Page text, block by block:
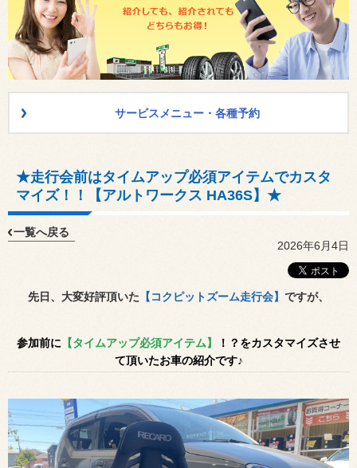
サービスメニュー・各種予約
★走行会前はタイムアップ必須アイテムでカスタ
マイズ！！【アルトワークス HA36S】★
一覧へ戻る
2026年6月4日
先日、大変好評頂いた 【コクピットズーム走行会】 ですが、
参加前に 【タイムアップ必須アイテム】
！？をカスタマイズさせ
て頂いたお車の紹介です♪